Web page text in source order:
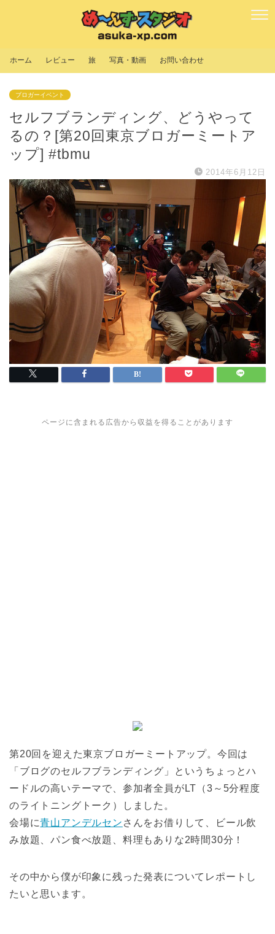
ホーム レビュー 旅 写真・動画 お問い合わせ
ブロガーイベント
セルフブランディング、どうやって
るの？[第20回東京ブロガーミートア
ップ] #tbmu
2014年6月12日
ページに含まれる広告から収益を得ることがあります
第20回を迎えた東京ブロガーミートアップ。今回は
「ブログのセルフブランディング」というちょっとハ
ードルの高いテーマで、参加者全員がLT（3～5分程度
のライトニングトーク）しました。
会場に青山アンデルセン さんをお借りして、ビール飲
み放題、パン食べ放題、料理もありな2時間30分！
その中から僕が印象に残った発表についてレポートし
たいと思います。